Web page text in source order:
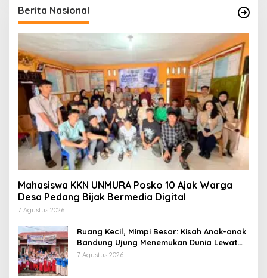
Berita Nasional
Mahasiswa KKN UNMURA Posko 10 Ajak Warga
Desa Pedang Bijak Bermedia Digital
7 Agustus 2026
Ruang Kecil, Mimpi Besar: Kisah Anak-anak
Bandung Ujung Menemukan Dunia Lewat
Literasi
7 Agustus 2026